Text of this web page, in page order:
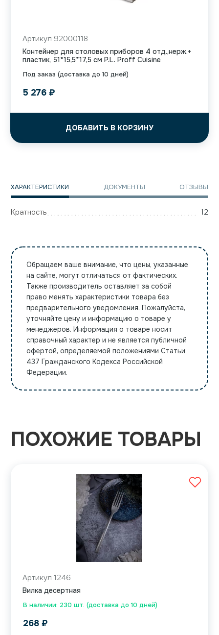
Под заказ (доставка до 10 дней)
Артикул 92000118
Контейнер для столовых приборов 4 отд.,нерж.+
пластик, 51*15,5*17,5 см P.L. Proff Cuisine
5 276 ₽
ДОБАВИТЬ В КОРЗИНУ
ХАРАКТЕРИСТИКИ ДОКУМЕНТЫ ОТЗЫВЫ
Кратность 12
Обращаем ваше внимание, что цены, указанные
на сайте, могут отличаться от фактических.
Также производитель оставляет за собой
право менять характеристики товара без
предварительного уведомления. Пожалуйста,
уточняйте цену и информацию о товаре у
менеджеров. Информация о товаре носит
справочный характер и не является публичной
офертой, определяемой положениями Статьи
437 Гражданского Кодекса Российской
Федерации.
ПОХОЖИЕ ТОВАРЫ
В наличии: 230 шт. (доставка до 10 дней)
Артикул 1246
Вилка десертная
268 ₽